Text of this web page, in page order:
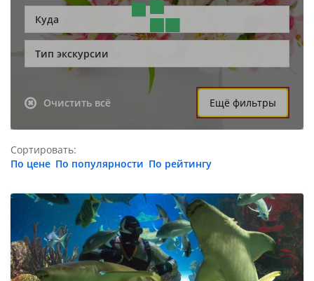
Куда
Тип экскурсии
Очистить всё Ещё фильтры
Сортировать:
По цене По популярности По рейтингу